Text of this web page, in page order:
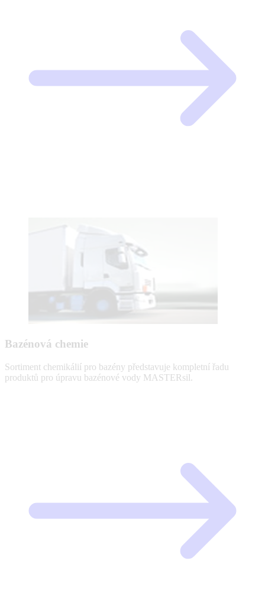
Bazénová chemie
Sortiment chemikálií pro bazény představuje kompletní řadu
produktů pro úpravu bazénové vody MASTERsil.